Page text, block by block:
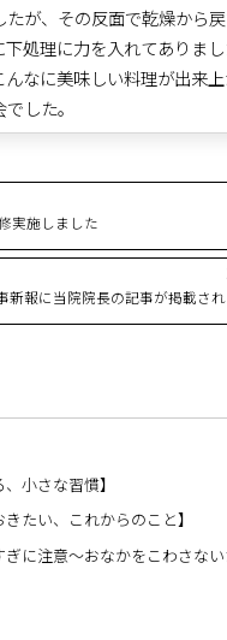
が、その反面で乾燥から
下処理に力を入れてありま
なに美味しい料理が出来
した。
実施しました
新報に当院院長の記事が掲載され
小さな習慣】
たい、これからのこと】
ぎに注意〜おなかをこわさない